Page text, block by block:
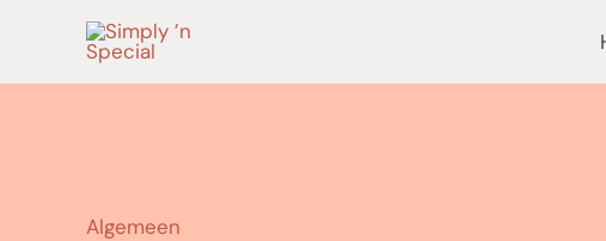
de
Algemeen